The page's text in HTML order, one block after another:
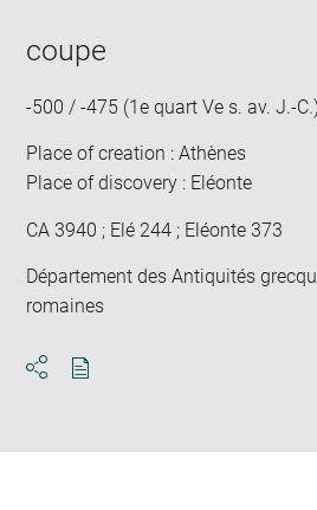
coupe
-500 / -475 (1e quart Ve s. av. J.-C.)
Place of creation : Athènes
Place of discovery : Eléonte
CA 3940 ; Elé 244 ; Eléonte 373
Département des Antiquités
romaines